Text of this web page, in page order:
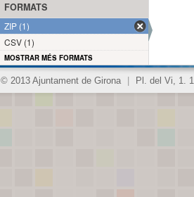
FORMATS
ZIP (1)
CSV (1)
MOSTRAR MÉS FORMATS
© 2013 Ajuntament de Girona Pl. del Vi, 1.